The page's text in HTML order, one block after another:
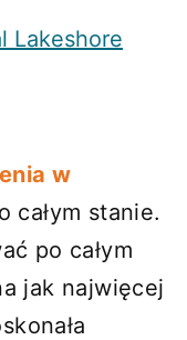
Lakeshore
w
całym stanie.
po całym
jak najwięcej